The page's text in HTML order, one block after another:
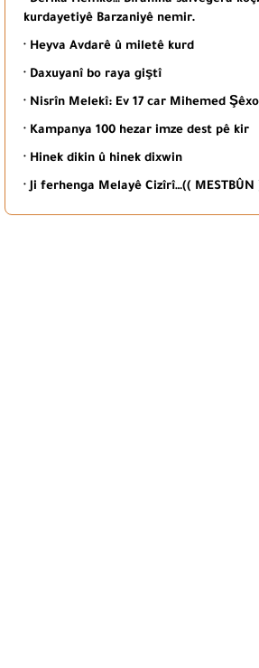
kurdayetiyê Barzaniyê nemir.
· Heyva Avdarê û miletê kurd
· Daxuyanî bo raya giştî
· Nisrîn Melekî: Ev 17 car Mihemed
· Kampanya 100 hezar imze dest pê kir
· Hinek dikin û hinek dixwin
· Ji ferhenga Melayê Cizîrî…(( MESTBÛN